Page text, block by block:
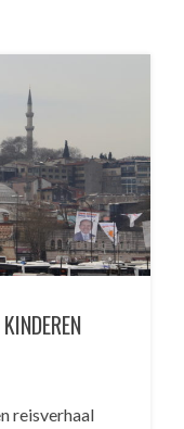
reisverhaal